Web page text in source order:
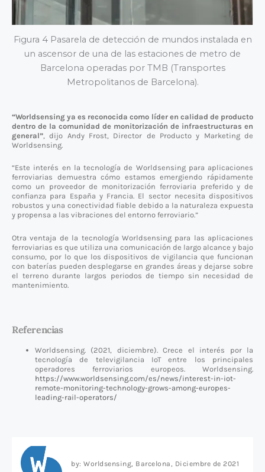
Figura 4 Pasarela de detección de mundos instalada en
un ascensor de una de las estaciones de metro de
Barcelona operadas por TMB (Transportes
Metropolitanos de Barcelona).
“Worldsensing ya es reconocida como líder en calidad de producto
dentro de la comunidad de monitorización de infraestructuras en
general”, dijo Andy Frost, Director de Producto y Marketing de
Worldsensing.
“Este interés en la tecnología de Worldsensing para aplicaciones
ferroviarias demuestra cómo estamos emergiendo rápidamente
como un proveedor de monitorización ferroviaria preferido y de
confianza para España y Francia. El sector necesita dispositivos
robustos y una conectividad fiable debido a la naturaleza expuesta
y propensa a las vibraciones del entorno ferroviario.”
Otra ventaja de la tecnología Worldsensing para las aplicaciones
ferroviarias es que utiliza una comunicación de largo alcance y bajo
consumo, por lo que los dispositivos de vigilancia que funcionan
con baterías pueden desplegarse en grandes áreas y dejarse sobre
el terreno durante largos periodos de tiempo sin necesidad de
mantenimiento.
Referencias
Worldsensing. (2021, diciembre). Crece el interés por la
tecnología de televigilancia IoT entre los principales
operadores ferroviarios europeos. Worldsensing.
https://www.worldsensing.com/es/news/interest-in-iot-
remote-monitoring-technology-grows-among-europes-
leading-rail-operators/
by: Worldsensing, Barcelona, Diciembre de 2021